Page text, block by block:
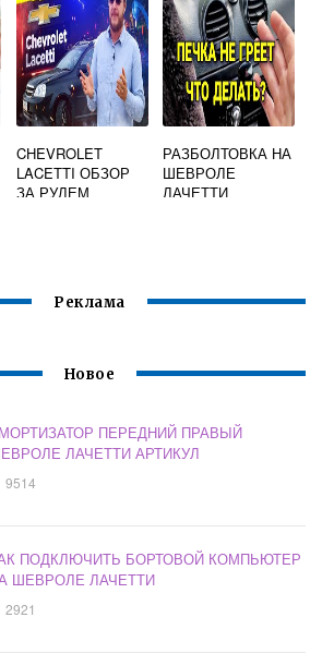
CHEVROLET
LACETTI ОБЗОР
ЗА РУЛЕМ
РАЗБОЛТОВКА НА
ШЕВРОЛЕ
ЛАЧЕТТИ
Реклама
Новое
ПЕРЕДНИЙ ПРАВЫЙ
ЛАЧЕТТИ АРТИКУЛ
9514
ПОДКЛЮЧИТЬ БОРТОВОЙ КОМПЬЮТЕР
ШЕВРОЛЕ ЛАЧЕТТИ
2921